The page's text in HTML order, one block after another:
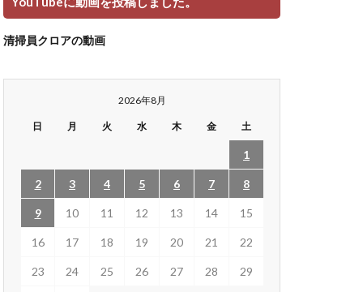
清掃員クロアの動画
2026年8月
日 月 火 水 木 金 土
1
2 3 4 5 6 7 8
9 10 11 12 13 14 15
16 17 18 19 20 21 22
23 24 25 26 27 28 29